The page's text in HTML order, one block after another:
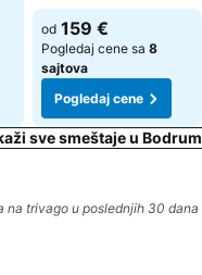
od 159 €
Pogledaj cene sa 8
sajtova
Pogledaj cene
sve smeštaje u Bodrum
na trivago u poslednjih 30 dana